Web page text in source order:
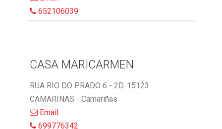
652106039
CASA MARICARMEN
RUA RIO DO PRADO 6 - 2D. 15123
CAMARINAS - Camariñas
Email
699776342